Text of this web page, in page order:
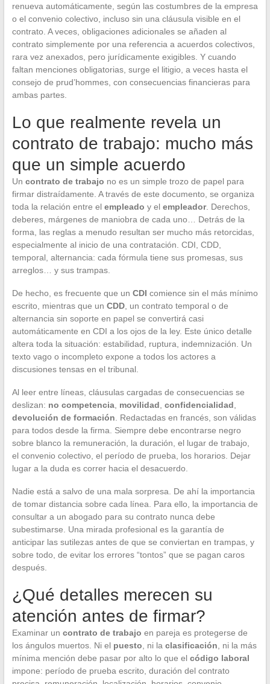
renueva automáticamente, según las costumbres de la empresa
o el convenio colectivo, incluso sin una cláusula visible en el
contrato. A veces, obligaciones adicionales se añaden al
contrato simplemente por una referencia a acuerdos colectivos,
rara vez anexados, pero jurídicamente exigibles. Y cuando
faltan menciones obligatorias, surge el litigio, a veces hasta el
consejo de prud’hommes, con consecuencias financieras para
ambas partes.
Lo que realmente revela un
contrato de trabajo: mucho más
que un simple acuerdo
Un contrato de trabajo no es un simple trozo de papel para
firmar distraídamente. A través de este documento, se organiza
toda la relación entre el empleado y el empleador. Derechos,
deberes, márgenes de maniobra de cada uno… Detrás de la
forma, las reglas a menudo resultan ser mucho más retorcidas,
especialmente al inicio de una contratación. CDI, CDD,
temporal, alternancia: cada fórmula tiene sus promesas, sus
arreglos… y sus trampas.
De hecho, es frecuente que un CDI comience sin el más mínimo
escrito, mientras que un CDD, un contrato temporal o de
alternancia sin soporte en papel se convertirá casi
automáticamente en CDI a los ojos de la ley. Este único detalle
altera toda la situación: estabilidad, ruptura, indemnización. Un
texto vago o incompleto expone a todos los actores a
discusiones tensas en el tribunal.
Al leer entre líneas, cláusulas cargadas de consecuencias se
deslizan: no competencia, movilidad confidencialidad
devolución de formación . Redactadas en francés, son válidas
para todos desde la firma. Siempre debe encontrarse negro
sobre blanco la remuneración, la duración, el lugar de trabajo,
el convenio colectivo, el período de prueba, los horarios. Dejar
lugar a la duda es correr hacia el desacuerdo.
Nadie está a salvo de una mala sorpresa. De ahí la importancia
de tomar distancia sobre cada línea. Para ello, la importancia de
consultar a un abogado para su contrato nunca debe
subestimarse. Una mirada profesional es la garantía de
anticipar las sutilezas antes de que se conviertan en trampas, y
sobre todo, de evitar los errores “tontos” que se pagan caros
después.
¿Qué detalles merecen su
atención antes de firmar?
Examinar un contrato de trabajo en pareja es protegerse de
los ángulos muertos. Ni el puesto , ni la clasificación , ni la más
mínima mención debe pasar por alto lo que el código laboral
impone: período de prueba escrito, duración del contrato